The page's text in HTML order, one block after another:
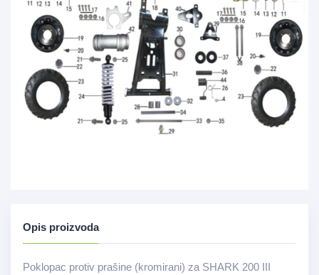
Opis proizvoda
Poklopac protiv prašine (kromirani) za SHARK 200 III